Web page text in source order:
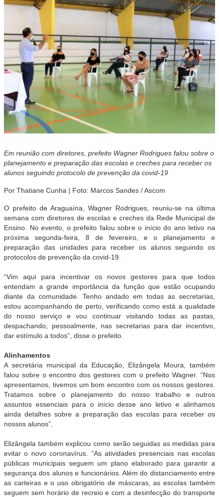
Em reunião com diretores, prefeito Wagner Rodrigues falou sobre o
planejamento e preparação das escolas e creches para receber os
alunos seguindo protocolo de prevenção da covid-19
Por Thatiane Cunha | Foto: Marcos Sandes / Ascom
O prefeito de Araguaína, Wagner Rodrigues, reuniu-se na última
semana com diretores de escolas e creches da Rede Municipal de
Ensino. No evento, o prefeito falou sobre o início do ano letivo na
próxima segunda-feira, 8 de fevereiro, e o planejamento e
preparação das unidades para receber os alunos seguindo os
protocolos de prevenção da covid-19.
“Vim aqui para incentivar os novos gestores para que todos
entendam a grande importância da função que estão ocupando
diante da comunidade. Tenho andado em todas as secretarias,
estou acompanhando de perto, verificando como está a qualidade
do nosso serviço e vou continuar visitando todas as pastas,
despachando, pessoalmente, nas secretarias para dar incentivo,
dar estímulo a todos”, disse o prefeito.
Alinhamentos
A secretária municipal da Educação, Elizângela Moura, também
falou sobre o encontro dos gestores com o prefeito Wagner. “Nos
apresentamos, tivemos um bom encontro com os nossos gestores.
Tratamos sobre o planejamento do nosso trabalho e outros
assuntos essenciais para o início desse ano letivo e alinhamos
ainda detalhes sobre a preparação das escolas para receber os
nossos alunos”.
Elizângela também explicou como serão seguidas as medidas para
evitar o novo coronavírus. “As atividades presenciais nas escolas
públicas municipais seguem um plano elaborado para garantir a
segurança dos alunos e funcionários. Além do distanciamento entre
as carteiras e o uso obrigatório de máscaras, as escolas também
seguem sem horário de recreio e com a desinfecção do transporte